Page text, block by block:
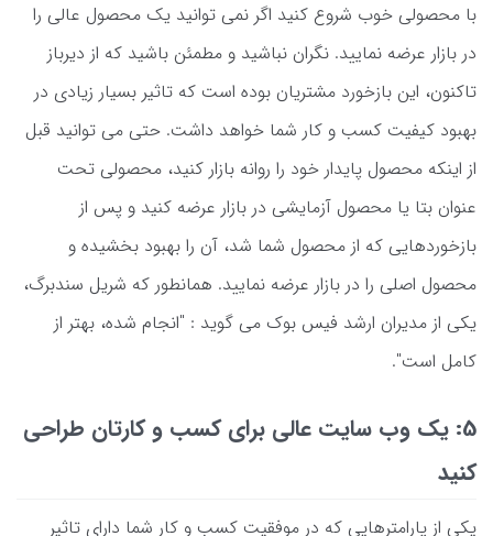
با محصولی خوب شروع کنید اگر نمی توانید یک محصول عالی را
در بازار عرضه نمایید. نگران نباشید و مطمئن باشید که از دیرباز
تاکنون، این بازخورد مشتریان بوده است که تاثیر بسیار زیادی در
بهبود کیفیت کسب و کار شما خواهد داشت. حتی می توانید قبل
از اینکه محصول پایدار خود را روانه بازار کنید، محصولی تحت
عنوان بتا یا محصول آزمایشی در بازار عرضه کنید و پس از
بازخوردهایی که از محصول شما شد، آن را بهبود بخشیده و
محصول اصلی را در بازار عرضه نمایید. همانطور که شریل سندبرگ،
یکی از مدیران ارشد فیس بوک می گوید : "انجام شده، بهتر از
کامل است".
5: یک وب سایت عالی برای کسب و کارتان طراحی
کنید
یکی از پارامترهایی که در موفقیت کسب و کار شما دارای تاثیر